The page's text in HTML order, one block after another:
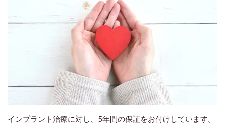
インプラント治療に対し、5年間の保証をお付けしています。